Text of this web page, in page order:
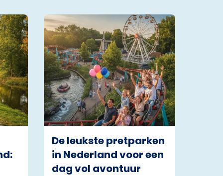
De leukste pretparken
in Nederland voor een
dag vol avontuur